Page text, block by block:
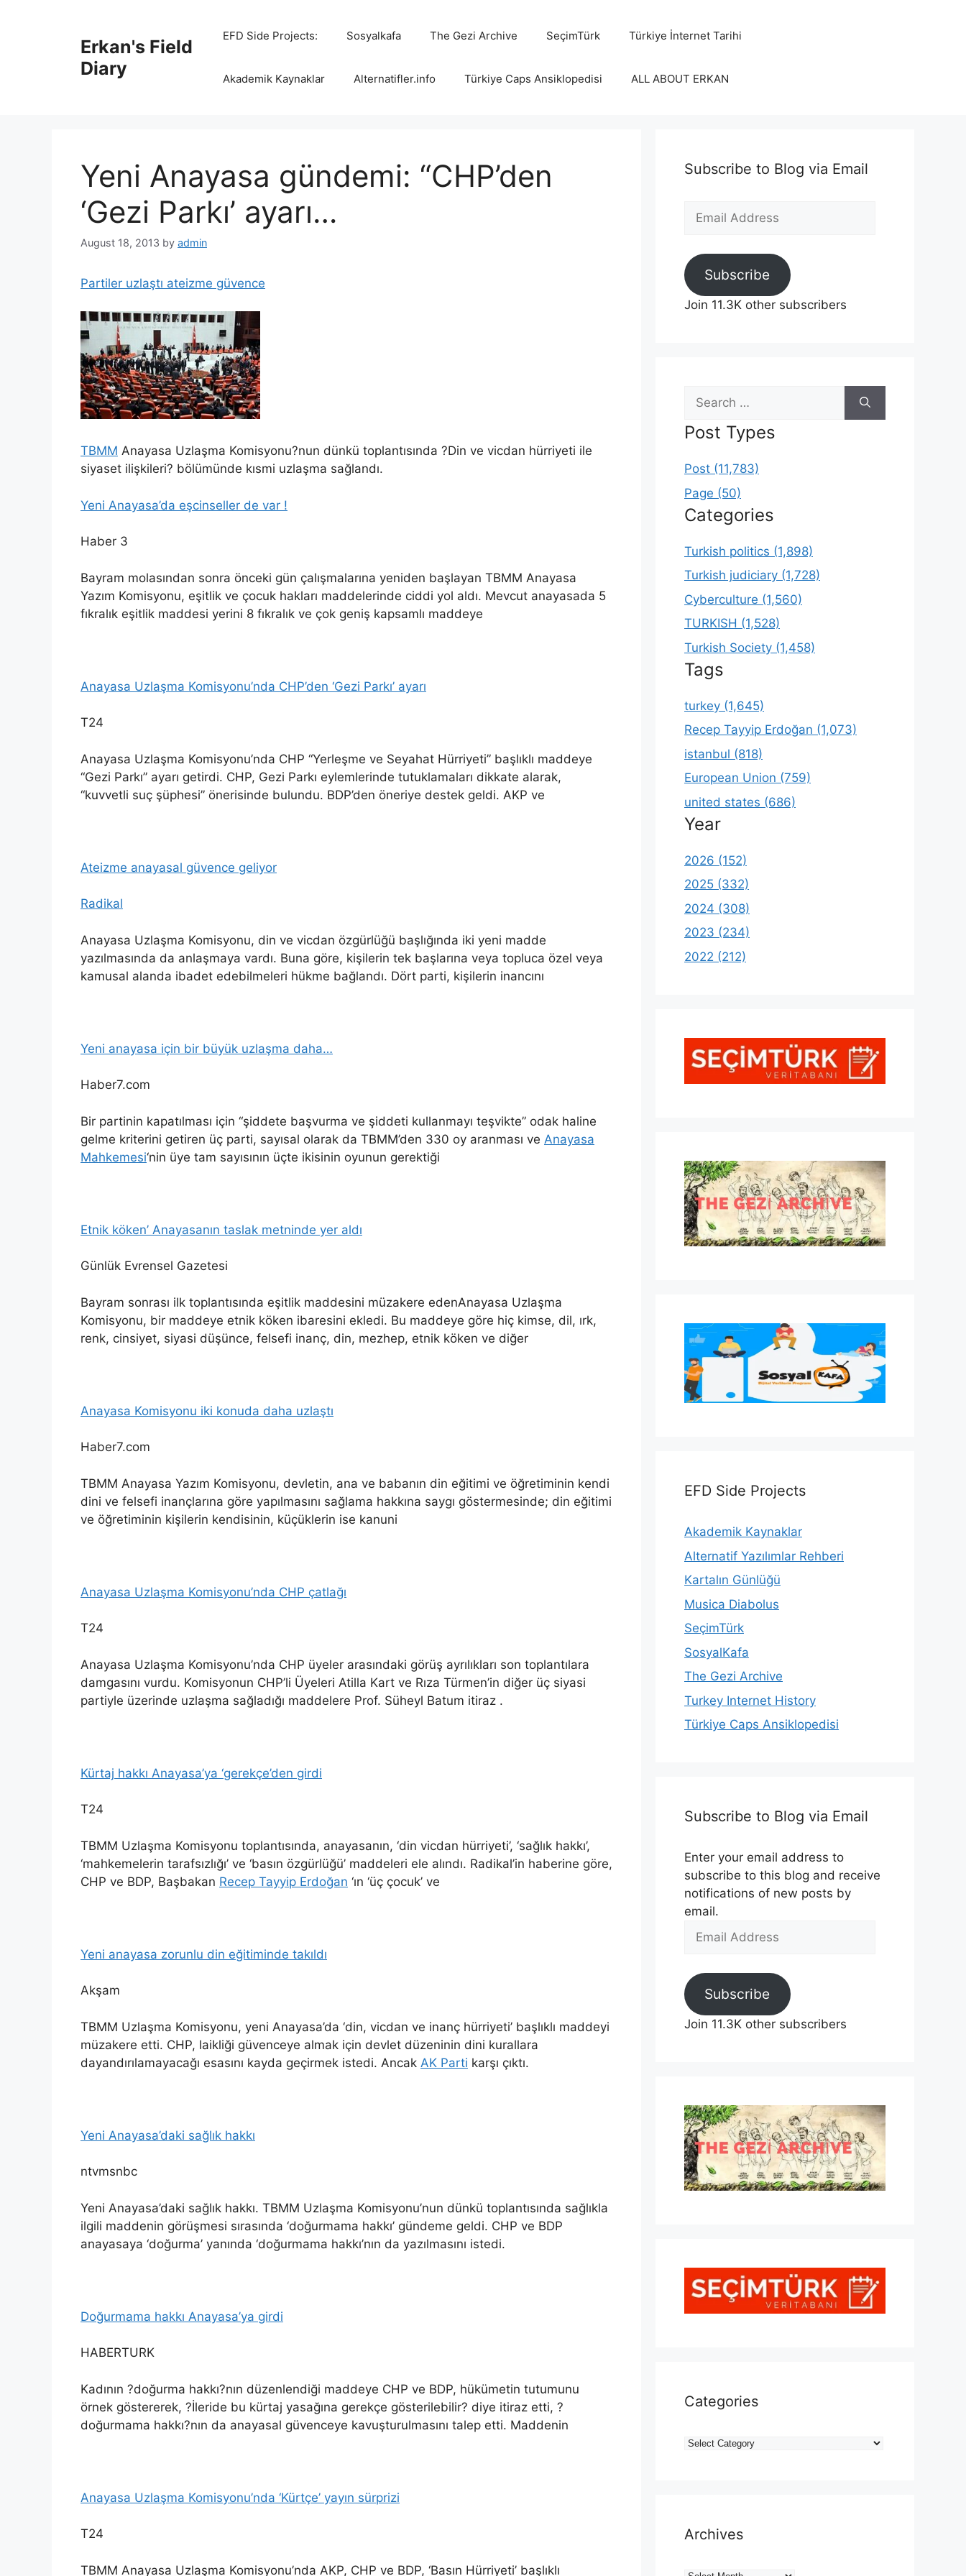
Erkan's Field
Diary
EFD Side Projects: Sosyalkafa The Gezi Archive SeçimTürk Türkiye İnternet Tarihi
Akademik Kaynaklar Alternatifler.info Türkiye Caps Ansiklopedisi ALL ABOUT ERKAN
Yeni Anayasa gündemi: “CHP’den
‘Gezi Parkı’ ayarı…
August 18, 2013 by admin
Partiler uzlaştı ateizme güvence
TBMM Anayasa Uzlaşma Komisyonu?nun dünkü toplantısında ?Din ve vicdan hürriyeti ile
siyaset ilişkileri? bölümünde kısmi uzlaşma sağlandı.
Yeni Anayasa’da eşcinseller de var !
Haber 3
Bayram molasından sonra önceki gün çalışmalarına yeniden başlayan TBMM Anayasa
Yazım Komisyonu, eşitlik ve çocuk hakları maddelerinde ciddi yol aldı. Mevcut anayasada 5
fıkralık eşitlik maddesi yerini 8 fıkralık ve çok geniş kapsamlı maddeye
Anayasa Uzlaşma Komisyonu’nda CHP’den ‘Gezi Parkı’ ayarı
T24
Anayasa Uzlaşma Komisyonu’nda CHP “Yerleşme ve Seyahat Hürriyeti” başlıklı maddeye
“Gezi Parkı” ayarı getirdi. CHP, Gezi Parkı eylemlerinde tutuklamaları dikkate alarak,
“kuvvetli suç şüphesi” önerisinde bulundu. BDP’den öneriye destek geldi. AKP ve
Ateizme anayasal güvence geliyor
Radikal
Anayasa Uzlaşma Komisyonu, din ve vicdan özgürlüğü başlığında iki yeni madde
yazılmasında da anlaşmaya vardı. Buna göre, kişilerin tek başlarına veya topluca özel veya
kamusal alanda ibadet edebilmeleri hükme bağlandı. Dört parti, kişilerin inancını
Yeni anayasa için bir büyük uzlaşma daha…
Haber7.com
Bir partinin kapatılması için “şiddete başvurma ve şiddeti kullanmayı teşvikte” odak haline
gelme kriterini getiren üç parti, sayısal olarak da TBMM’den 330 oy aranması ve Anayasa
Mahkemesi‘nin üye tam sayısının üçte ikisinin oyunun gerektiği
Etnik köken’ Anayasanın taslak metninde yer aldı
Günlük Evrensel Gazetesi
Bayram sonrası ilk toplantısında eşitlik maddesini müzakere edenAnayasa Uzlaşma
Komisyonu, bir maddeye etnik köken ibaresini ekledi. Bu maddeye göre hiç kimse, dil, ırk,
renk, cinsiyet, siyasi düşünce, felsefi inanç, din, mezhep, etnik köken ve diğer
Anayasa Komisyonu iki konuda daha uzlaştı
Haber7.com
TBMM Anayasa Yazım Komisyonu, devletin, ana ve babanın din eğitimi ve öğretiminin kendi
dini ve felsefi inançlarına göre yapılmasını sağlama hakkına saygı göstermesinde; din eğitimi
ve öğretiminin kişilerin kendisinin, küçüklerin ise kanuni
Anayasa Uzlaşma Komisyonu’nda CHP çatlağı
T24
Anayasa Uzlaşma Komisyonu’nda CHP üyeler arasındaki görüş ayrılıkları son toplantılara
damgasını vurdu. Komisyonun CHP’li Üyeleri Atilla Kart ve Rıza Türmen’in diğer üç siyasi
partiyle üzerinde uzlaşma sağladığı maddelere Prof. Süheyl Batum itiraz .
Kürtaj hakkı Anayasa’ya ‘gerekçe’den girdi
T24
TBMM Uzlaşma Komisyonu toplantısında, anayasanın, ‘din vicdan hürriyeti’, ‘sağlık hakkı’,
‘mahkemelerin tarafsızlığı’ ve ‘basın özgürlüğü’ maddeleri ele alındı. Radikal’in haberine göre,
CHP ve BDP, Başbakan Recep Tayyip Erdoğan ‘ın ‘üç çocuk’ ve
Yeni anayasa zorunlu din eğitiminde takıldı
Akşam
TBMM Uzlaşma Komisyonu, yeni Anayasa’da ‘din, vicdan ve inanç hürriyeti’ başlıklı maddeyi
müzakere etti. CHP, laikliği güvenceye almak için devlet düzeninin dini kurallara
dayandırılamayacağı esasını kayda geçirmek istedi. Ancak AK Parti karşı çıktı.
Yeni Anayasa’daki sağlık hakkı
ntvmsnbc
Yeni Anayasa’daki sağlık hakkı. TBMM Uzlaşma Komisyonu’nun dünkü toplantısında sağlıkla
ilgili maddenin görüşmesi sırasında ‘doğurmama hakkı’ gündeme geldi. CHP ve BDP
anayasaya ‘doğurma’ yanında ‘doğurmama hakkı’nın da yazılmasını istedi.
Doğurmama hakkı Anayasa’ya girdi
HABERTURK
Kadının ?doğurma hakkı?nın düzenlendiği maddeye CHP ve BDP, hükümetin tutumunu
örnek göstererek, ?İleride bu kürtaj yasağına gerekçe gösterilebilir? diye itiraz etti, ?
doğurmama hakkı?nın da anayasal güvenceye kavuşturulmasını talep etti. Maddenin
Anayasa Uzlaşma Komisyonu’nda ‘Kürtçe’ yayın sürprizi
T24
TBMM Anayasa Uzlaşma Komisyonu’nda AKP, CHP ve BDP, ‘Basın Hürriyeti’ başlıklı
Subscribe to Blog via Email
Email
Subscribe
Join 11.3K other subscribers
Search
for:
Post Types
Post (11,783)
Page (50)
Categories
Turkish politics (1,898)
Turkish judiciary (1,728)
Cyberculture (1,560)
TURKISH (1,528)
Turkish Society (1,458)
Tags
turkey (1,645)
Recep Tayyip Erdoğan (1,073)
istanbul (818)
European Union (759)
united states (686)
Year
2026 (152)
2025 (332)
2024 (308)
2023 (234)
2022 (212)
EFD Side Projects
Akademik Kaynaklar
Alternatif Yazılımlar Rehberi
Kartalın Günlüğü
Musica Diabolus
SeçimTürk
SosyalKafa
The Gezi Archive
Turkey Internet History
Türkiye Caps Ansiklopedisi
Subscribe to Blog via Email
Enter your email address to
subscribe to this blog and receive
notifications of new posts by
email.
Email
Subscribe
Join 11.3K other subscribers
Categories
Categories
Archives